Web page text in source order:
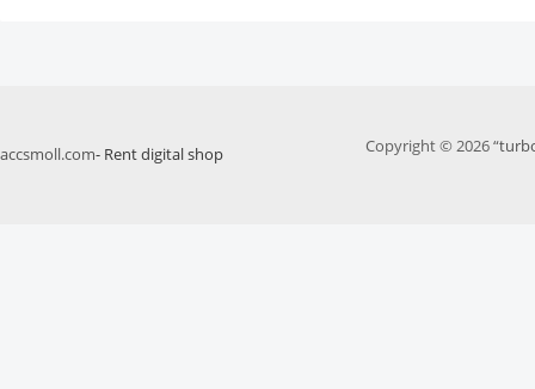
accsmoll.com- Rent digital shop Copyright © 2026 “